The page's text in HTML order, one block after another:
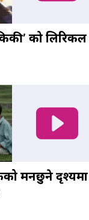
को
मनछुने दृश्यमा